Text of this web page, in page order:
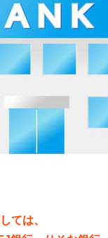
ては、